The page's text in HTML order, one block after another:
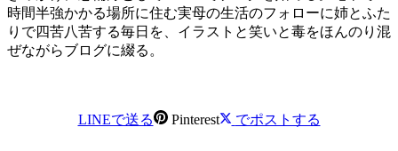
時間半強かかる場所に住む実母の生活のフォローに姉とふた
りで四苦八苦する毎日を、イラストと笑いと毒をほんのり混
ぜながらブログに綴る。
LINEで送る Pinterest でポストする